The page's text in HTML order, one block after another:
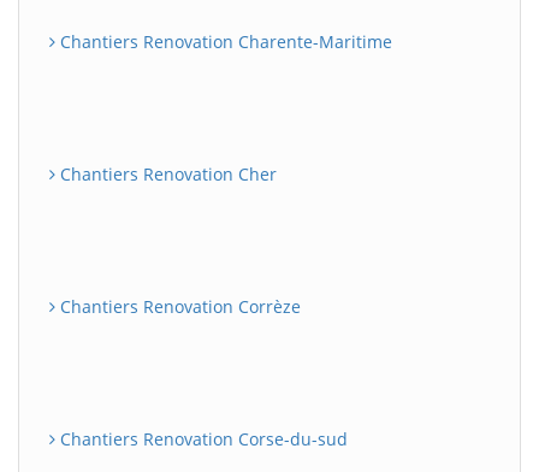
Chantiers Renovation Charente-Maritime
Chantiers Renovation Cher
Chantiers Renovation Corrèze
Chantiers Renovation Corse-du-sud